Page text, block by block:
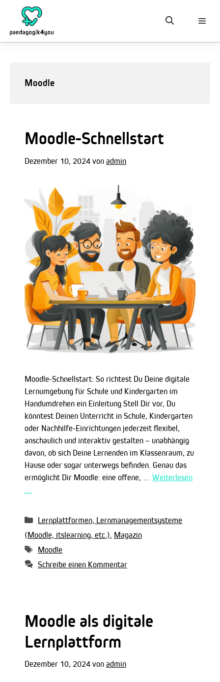
springen
Moodle
Moodle-Schnellstart
Dezember 10, 2024 von admin
Moodle-Schnellstart: So richtest Du Deine digitale
Lernumgebung für Schule und Kindergarten im
Handumdrehen ein Einleitung Stell Dir vor, Du
könntest Deinen Unterricht in Schule, Kindergarten
oder Nachhilfe-Einrichtungen jederzeit flexibel,
anschaulich und interaktiv gestalten – unabhängig
davon, ob sich Deine Lernenden im Klassenraum, zu
Hause oder sogar unterwegs befinden. Genau das
ermöglicht Dir Moodle: eine offene, … Weiterlesen
Kategorien
Lernplattformen, Lernmanagementsysteme
(Moodle, itslearning, etc.), Magazin
Schlagwörter
Moodle
Schreibe einen Kommentar
Moodle als digitale
Lernplattform
Dezember 10, 2024 von admin